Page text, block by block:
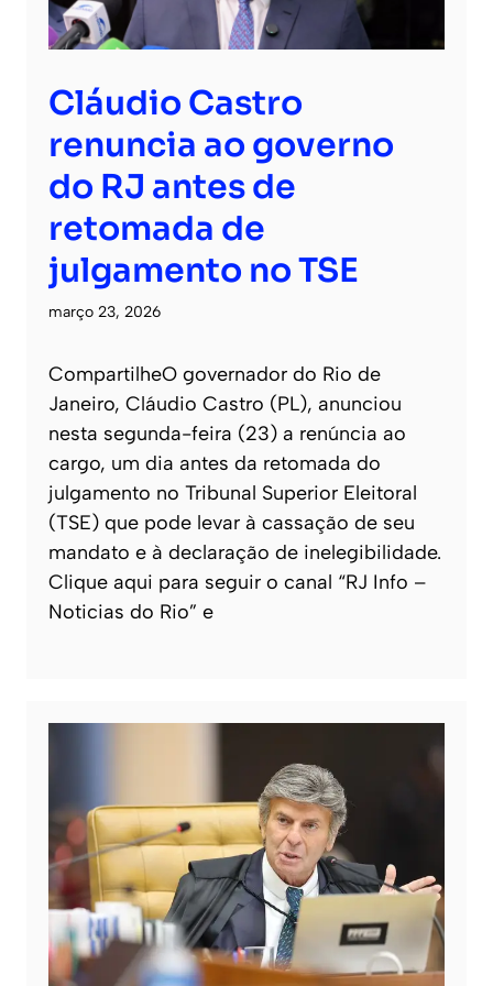
Cláudio Castro
renuncia ao governo
do RJ antes de
retomada de
julgamento no TSE
março 23, 2026
CompartilheO governador do Rio de
Janeiro, Cláudio Castro (PL), anunciou
nesta segunda-feira (23) a renúncia ao
cargo, um dia antes da retomada do
julgamento no Tribunal Superior Eleitoral
(TSE) que pode levar à cassação de seu
mandato e à declaração de inelegibilidade.
Clique aqui para seguir o canal “RJ Info –
Noticias do Rio” e